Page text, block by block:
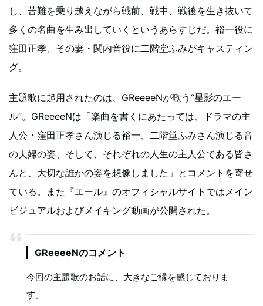
し、苦難を乗り越えながら戦前、戦中、戦後を生き抜いて
多くの名曲を生み出していくというあらすじだ。裕一役に
窪田正孝、その妻・関内音役に二階堂ふみがキャスティン
グ。
主題歌に起用されたのは、GReeeeNが歌う“星影のエー
ル”。GReeeeNは「楽曲を書くにあたっては、ドラマの主
人公・窪田正孝さん演じる裕一、二階堂ふみさん演じる音
の夫婦の姿、そして、それぞれの人生の主人公である皆さ
んと、大切な誰かの姿を想像しました」とコメントを寄せ
ている。また『エール』のオフィシャルサイトではメイン
ビジュアルおよびメイキング動画が公開された。
GReeeeNのコメント
今回の主題歌のお話に、大きなご縁を感じておりま
す。